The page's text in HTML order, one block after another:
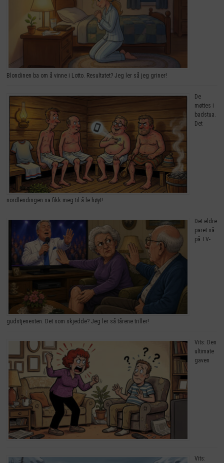
Blondinen ba om å vinne i Lotto. Resultatet? Jeg ler så jeg griner!
De
møttes i
badstua.
Det
nordlendingen sa fikk meg til å le høyt!
Det eldre
paret så
på TV-
gudstjenesten. Det som skjedde? Jeg ler så tårene triller!
Vits: Den
ultimate
gaven
Vits: